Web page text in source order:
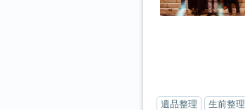
遺品整理 生前整理